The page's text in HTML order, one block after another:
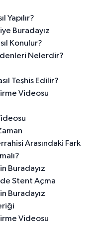
Yapılır?
Buradayız
Konulur?
Nelerdir?
Teşhis Edilir?
Videosu
Arasındaki Fark
Buradayız
Stent Açma
Buradayız
Videosu